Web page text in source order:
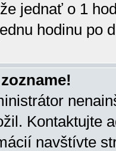
jednať o 1
hodinu po
Kontaktujte
navštívte